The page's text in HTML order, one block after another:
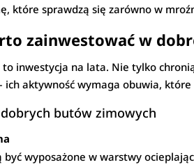
które sprawdzą się zarówno w
zainwestować w
inwestycja na lata. Nie tylko
ich aktywność wymaga obuwia,
butów zimowych
być wyposażone w warstwy